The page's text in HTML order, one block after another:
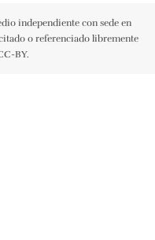
independiente con sede en
o referenciado libremente
BY.